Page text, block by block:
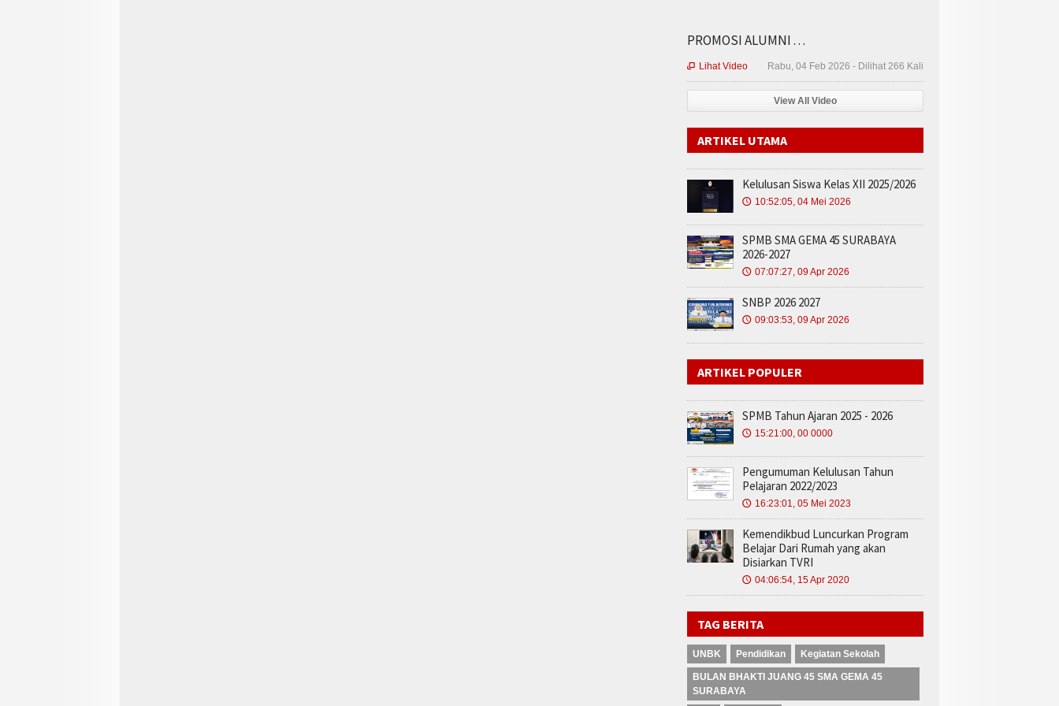
PROMOSI ALUMNI . . .
Rabu, 04 Feb 2026 - Dilihat 266 Kali
 Lihat Video
View All Video
ARTIKEL UTAMA
Kelulusan Siswa Kelas XII 2025/2026
🕔 10:52:05, 04 Mei 2026
SPMB SMA GEMA 45 SURABAYA
2026-2027
🕔 07:07:27, 09 Apr 2026
SNBP 2026 2027
🕔 09:03:53, 09 Apr 2026
ARTIKEL POPULER
SPMB Tahun Ajaran 2025 - 2026
🕔 15:21:00, 00 0000
Pengumuman Kelulusan Tahun
Pelajaran 2022/2023
🕔 16:23:01, 05 Mei 2023
Kemendikbud Luncurkan Program
Belajar Dari Rumah yang akan
Disiarkan TVRI
🕔 04:06:54, 15 Apr 2020
TAG BERITA
UNBK Pendidikan Kegiatan Sekolah
BULAN BHAKTI JUANG 45 SMA GEMA 45
SURABAYA